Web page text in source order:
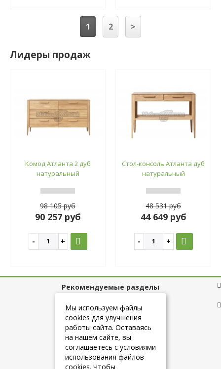
1 2 >
Лидеры продаж
Комод Атланта 2 дуб
натуральный
98 105 руб
90 257 руб
Стол-консоль Атланта дуб
натуральный
48 531 руб
44 649 руб
Рекомендуемые разделы
Полезные ссылки
+7 (925) 084-10-60
Мы используем файлы
cookies для улучшения
работы сайта. Оставаясь
на нашем сайте, вы
соглашаетесь с условиями
использования файлов
cookies. Чтобы